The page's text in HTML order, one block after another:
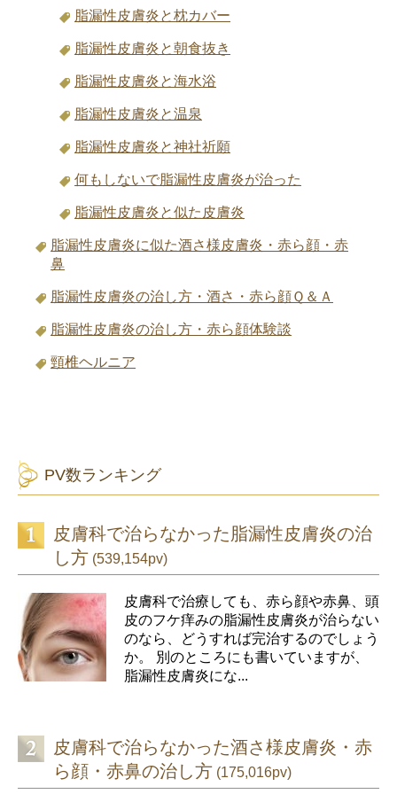
脂漏性皮膚炎と枕カバー
脂漏性皮膚炎と朝食抜き
脂漏性皮膚炎と海水浴
脂漏性皮膚炎と温泉
脂漏性皮膚炎と神社祈願
何もしないで脂漏性皮膚炎が治った
脂漏性皮膚炎と似た皮膚炎
脂漏性皮膚炎に似た酒さ様皮膚炎・赤ら顔・赤
鼻
脂漏性皮膚炎の治し方・酒さ・赤ら顔Ｑ＆Ａ
脂漏性皮膚炎の治し方・赤ら顔体験談
頸椎ヘルニア
PV数ランキング
皮膚科で治らなかった脂漏性皮膚炎の治
し方 (539,154pv)
皮膚科で治療しても、赤ら顔や赤鼻、頭
皮のフケ痒みの脂漏性皮膚炎が治らない
のなら、どうすれば完治するのでしょう
か。 別のところにも書いていますが、
脂漏性皮膚炎にな...
皮膚科で治らなかった酒さ様皮膚炎・赤
ら顔・赤鼻の治し方 (175,016pv)